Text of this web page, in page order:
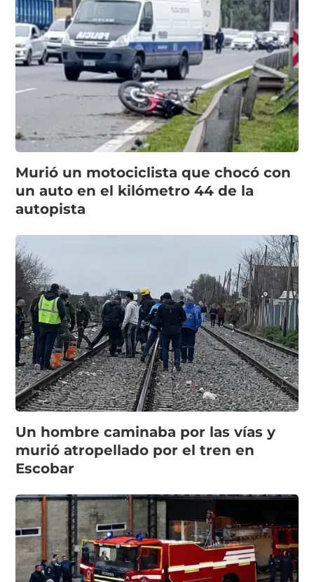
Murió un motociclista que chocó con
un auto en el kilómetro 44 de la
autopista
Un hombre caminaba por las vías y
murió atropellado por el tren en
Escobar